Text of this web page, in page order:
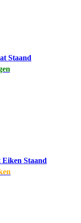
Staand
Staand